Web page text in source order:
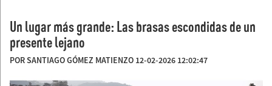
Un lugar más grande: Las brasas escondidas de un
presente lejano
POR SANTIAGO GÓMEZ MATIENZO 12-02-2026 12:02:47